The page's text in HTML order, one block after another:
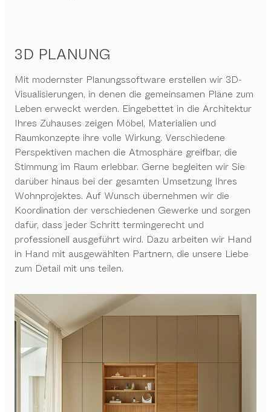
3D PLANUNG
Mit modernster Planungssoftware erstellen wir 3D-
Visualisierungen, in denen die gemeinsamen Pläne zum
Leben erweckt werden. Eingebettet in die Architektur
Ihres Zuhauses zeigen Möbel, Materialien und
Raumkonzepte ihre volle Wirkung. Verschiedene
Perspektiven machen die Atmosphäre greifbar, die
Stimmung im Raum erlebbar. Gerne begleiten wir Sie
darüber hinaus bei der gesamten Umsetzung Ihres
Wohnprojektes. Auf Wunsch übernehmen wir die
Koordination der verschiedenen Gewerke und sorgen
dafür, dass jeder Schritt termingerecht und
professionell ausgeführt wird. Dazu arbeiten wir Hand
in Hand mit ausgewählten Partnern, die unsere Liebe
zum Detail mit uns teilen.